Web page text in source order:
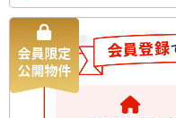
新築一戸建て
グレ
築一戸建て